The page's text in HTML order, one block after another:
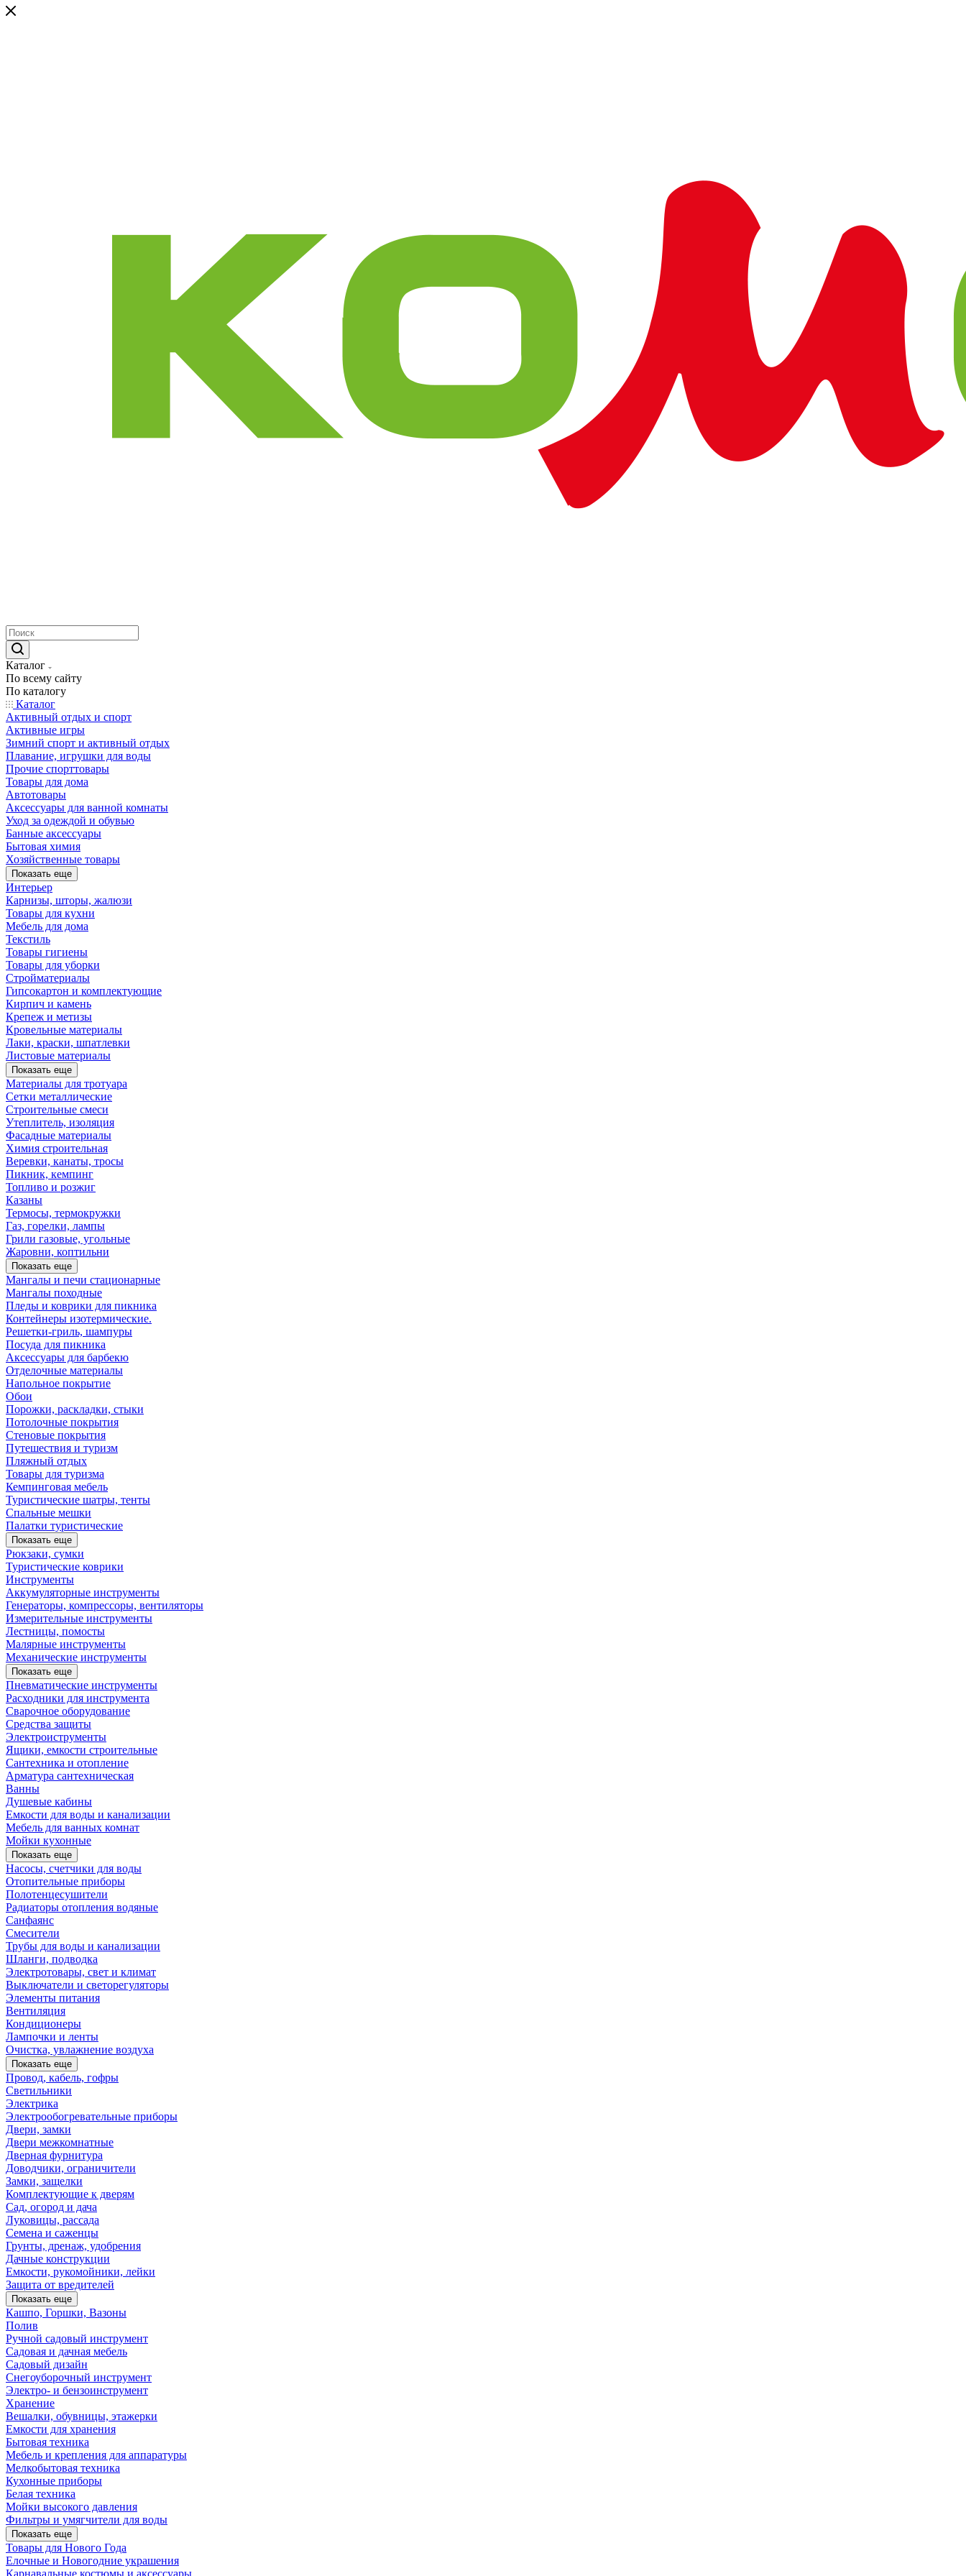
Каталог
По всему сайту
По каталогу
Каталог
Активный отдых и спорт
Активные игры
Зимний спорт и активный отдых
Плавание, игрушки для воды
Прочие спорттовары
Товары для дома
Автотовары
Аксессуары для ванной комнаты
Уход за одеждой и обувью
Банные аксессуары
Бытовая химия
Хозяйственные товары
Показать еще
Интерьер
Карнизы, шторы, жалюзи
Товары для кухни
Мебель для дома
Текстиль
Товары гигиены
Товары для уборки
Стройматериалы
Гипсокартон и комплектующие
Кирпич и камень
Крепеж и метизы
Кровельные материалы
Лаки, краски, шпатлевки
Листовые материалы
Показать еще
Материалы для тротуара
Сетки металлические
Строительные смеси
Утеплитель, изоляция
Фасадные материалы
Химия строительная
Веревки, канаты, тросы
Пикник, кемпинг
Топливо и розжиг
Казаны
Термосы, термокружки
Газ, горелки, лампы
Грили газовые, угольные
Жаровни, коптильни
Показать еще
Мангалы и печи стационарные
Мангалы походные
Пледы и коврики для пикника
Контейнеры изотермические.
Решетки-гриль, шампуры
Посуда для пикника
Аксессуары для барбекю
Отделочные материалы
Напольное покрытие
Обои
Порожки, раскладки, стыки
Потолочные покрытия
Стеновые покрытия
Путешествия и туризм
Пляжный отдых
Товары для туризма
Кемпинговая мебель
Туристические шатры, тенты
Спальные мешки
Палатки туристические
Показать еще
Рюкзаки, сумки
Туристические коврики
Инструменты
Аккумуляторные инструменты
Генераторы, компрессоры, вентиляторы
Измерительные инструменты
Лестницы, помосты
Малярные инструменты
Механические инструменты
Показать еще
Пневматические инструменты
Расходники для инструмента
Сварочное оборудование
Средства защиты
Электроиструменты
Ящики, емкости строительные
Сантехника и отопление
Арматура сантехническая
Ванны
Душевые кабины
Емкости для воды и канализации
Мебель для ванных комнат
Мойки кухонные
Показать еще
Насосы, счетчики для воды
Отопительные приборы
Полотенцесушители
Радиаторы отопления водяные
Санфаянс
Смесители
Трубы для воды и канализации
Шланги, подводка
Электротовары, свет и климат
Выключатели и светорегуляторы
Элементы питания
Вентиляция
Кондиционеры
Лампочки и ленты
Очистка, увлажнение воздуха
Показать еще
Провод, кабель, гофры
Светильники
Электрика
Электрообогревательные приборы
Двери, замки
Двери межкомнатные
Дверная фурнитура
Доводчики, ограничители
Замки, защелки
Комплектующие к дверям
Сад, огород и дача
Луковицы, рассада
Семена и саженцы
Грунты, дренаж, удобрения
Дачные конструкции
Емкости, рукомойники, лейки
Защита от вредителей
Показать еще
Кашпо, Горшки, Вазоны
Полив
Ручной садовый инструмент
Садовая и дачная мебель
Садовый дизайн
Снегоуборочный инструмент
Электро- и бензоинструмент
Хранение
Вешалки, обувницы, этажерки
Емкости для хранения
Бытовая техника
Мебель и крепления для аппаратуры
Мелкобытовая техника
Кухонные приборы
Белая техника
Мойки высокого давления
Фильтры и умягчители для воды
Показать еще
Товары для Нового Года
Елочные и Новогодние украшения
Карнавальные костюмы и аксессуары